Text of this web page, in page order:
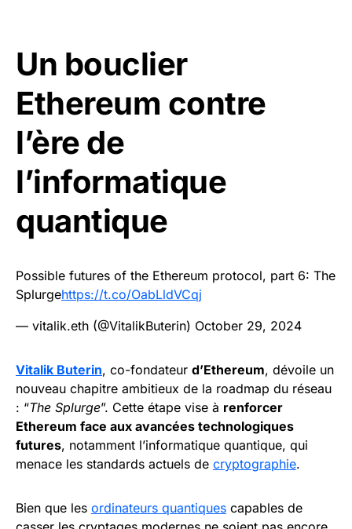
Un bouclier
Ethereum contre
l’ère de
l’informatique
quantique
Possible futures of the Ethereum protocol, part 6: The
Splurgehttps://t.co/OabLldVCqj
— vitalik.eth (@VitalikButerin) October 29, 2024
Vitalik Buterin, co-fondateur d’Ethereum, dévoile un
nouveau chapitre ambitieux de la roadmap du réseau
: “The Splurge”. Cette étape vise à renforcer
Ethereum face aux avancées technologiques
futures, notamment l’informatique quantique, qui
menace les standards actuels de cryptographie.
Bien que les ordinateurs quantiques capables de